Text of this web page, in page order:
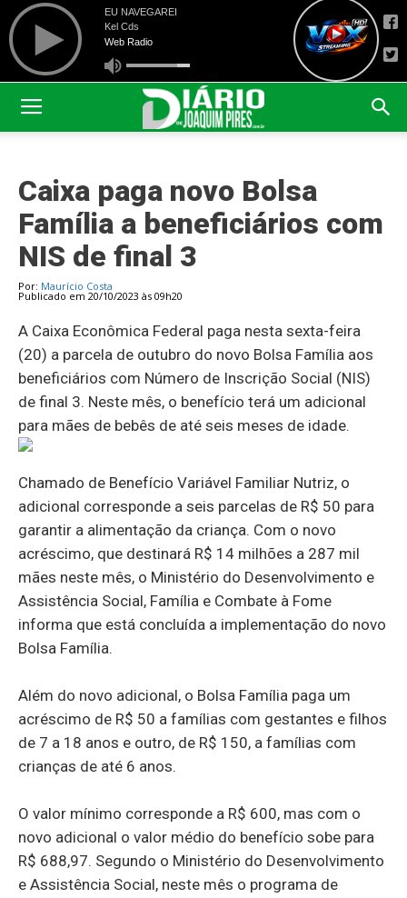
Caixa paga novo Bolsa
Família a beneficiários com
NIS de final 3
Por: Maurício Costa
Publicado em 20/10/2023 às 09h20
A Caixa Econômica Federal paga nesta sexta-feira
(20) a parcela de outubro do novo Bolsa Família aos
beneficiários com Número de Inscrição Social (NIS)
de final 3. Neste mês, o benefício terá um adicional
para mães de bebês de até seis meses de idade.
Chamado de Benefício Variável Familiar Nutriz, o
adicional corresponde a seis parcelas de R$ 50 para
garantir a alimentação da criança. Com o novo
acréscimo, que destinará R$ 14 milhões a 287 mil
mães neste mês, o Ministério do Desenvolvimento e
Assistência Social, Família e Combate à Fome
informa que está concluída a implementação do novo
Bolsa Família.
Além do novo adicional, o Bolsa Família paga um
acréscimo de R$ 50 a famílias com gestantes e filhos
de 7 a 18 anos e outro, de R$ 150, a famílias com
crianças de até 6 anos.
O valor mínimo corresponde a R$ 600, mas com o
novo adicional o valor médio do benefício sobe para
R$ 688,97. Segundo o Ministério do Desenvolvimento
e Assistência Social, neste mês o programa de